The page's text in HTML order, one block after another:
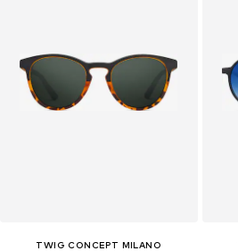
TWIG CONCEPT MILANO